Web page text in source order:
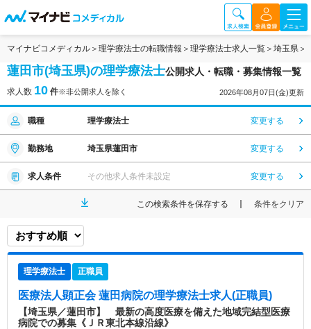
マイナビコメディカル 理学療法士の転職情報 理学療法士求人一覧 埼玉県
蓮田市(埼玉県)の理学療法士公開求人・転職・募集情報一覧
求人数 10 件※非公開求人を除く 2026年08月07日(金)更新
職種 理学療法士 変更する
勤務地 埼玉県蓮田市 変更する
求人条件 その他求人条件未設定 変更する
この検索条件を保存する 条件をクリア
理学療法士 正職員
医療法人顕正会 蓮田病院の理学療法士求人(正職員)
【埼玉県／蓮田市】 最新の高度医療を備えた地域完結型医療
病院での募集《ＪＲ東北本線沿線》